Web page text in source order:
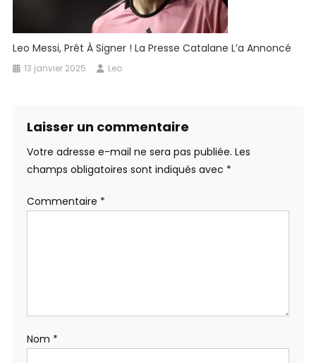
Leo Messi, Prêt À Signer ! La Presse Catalane L’a Annoncé
13 janvier 2025 Leo
Laisser un commentaire
Votre adresse e-mail ne sera pas publiée. Les
champs obligatoires sont indiqués avec *
Commentaire *
Nom *